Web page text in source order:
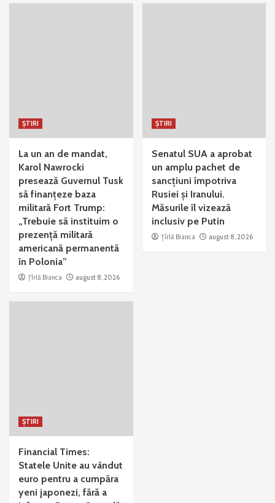
ȘTIRI
La un an de mandat,
Karol Nawrocki
presează Guvernul Tusk
să finanțeze baza
militară Fort Trump:
„Trebuie să instituim o
prezență militară
americană permanentă
în Polonia”
Țîrlă Bianca august 8, 2026
ȘTIRI
Senatul SUA a aprobat
un amplu pachet de
sancțiuni împotriva
Rusiei și Iranului.
Măsurile îl vizează
inclusiv pe Putin
Țîrlă Bianca august 8, 2026
ȘTIRI
Financial Times:
Statele Unite au vândut
euro pentru a cumpăra
yeni japonezi, fără a